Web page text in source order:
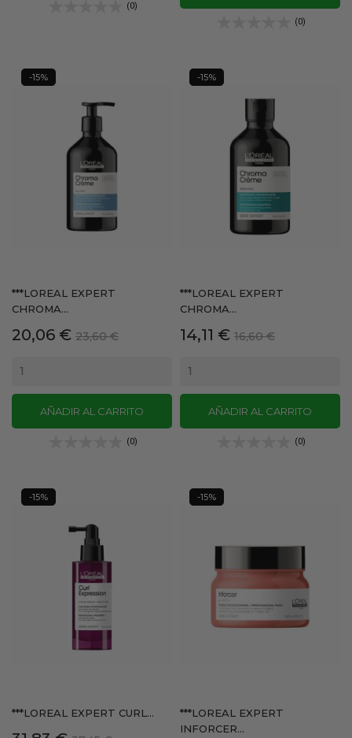
(0)
(0)
***LOREAL EXPERT
CHROMA...
Precio
20,06 € Precio
23,60 €
AÑADIR AL CARRITO
(0)
-15%
***LOREAL EXPERT
CHROMA...
Precio
14,11 € Precio
16,60 €
AÑADIR AL CARRITO
(0)
-15%
***LOREAL EXPERT CURL...
-15%
***LOREAL EXPERT
INFORCER...
-15%